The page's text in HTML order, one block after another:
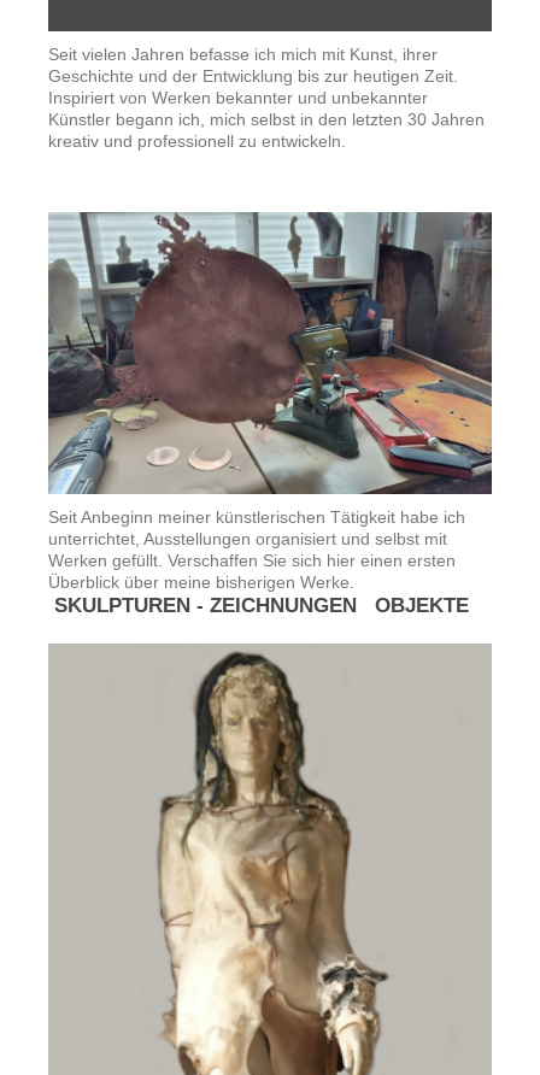
Seit vielen Jahren befasse ich mich mit Kunst, ihrer
Geschichte und der Entwicklung bis zur heutigen Zeit.
Inspiriert von Werken bekannter und unbekannter
Künstler begann ich, mich selbst in den letzten 30 Jahren
kreativ und professionell zu entwickeln.
Seit Anbeginn meiner künstlerischen Tätigkeit habe ich
unterrichtet, Ausstellungen organisiert und selbst mit
Werken gefüllt. Verschaffen Sie sich hier einen ersten
Überblick über meine bisherigen Werke.
SKULPTUREN - ZEICHNUNGEN OBJEKTE